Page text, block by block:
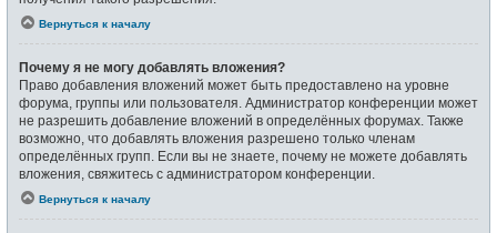
Вернуться к началу
Почему я не могу добавлять вложения?
Право добавления вложений может быть предоставлено на уровне
форума, группы или пользователя. Администратор конференции может
не разрешить добавление вложений в определённых форумах. Также
возможно, что добавлять вложения разрешено только членам
определённых групп. Если вы не знаете, почему не можете добавлять
вложения, свяжитесь с администратором конференции.
Вернуться к началу